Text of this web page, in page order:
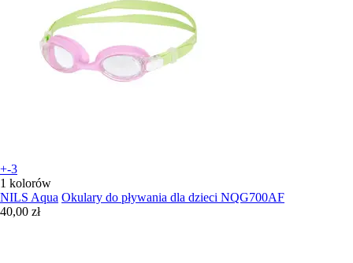
+-3
1 kolorów
NILS Aqua Okulary do pływania dla dzieci NQG700AF
40,00 zł